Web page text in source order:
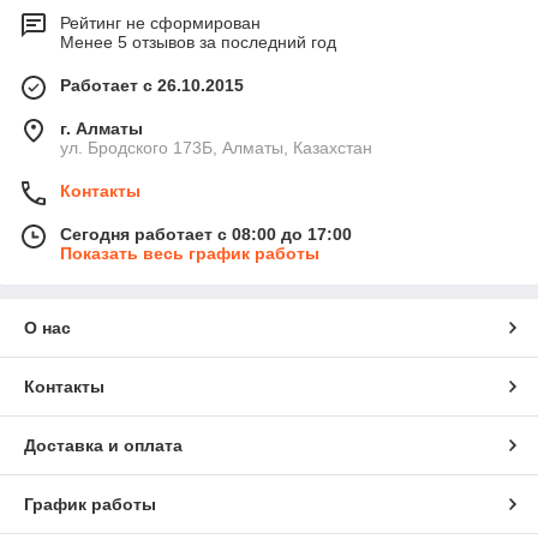
Рейтинг не сформирован
Менее 5 отзывов за последний год
Работает с 26.10.2015
г. Алматы
ул. Бродского 173Б, Алматы, Казахстан
Контакты
Сегодня работает с 08:00 до 17:00
Показать весь график работы
О нас
Контакты
Доставка и оплата
График работы